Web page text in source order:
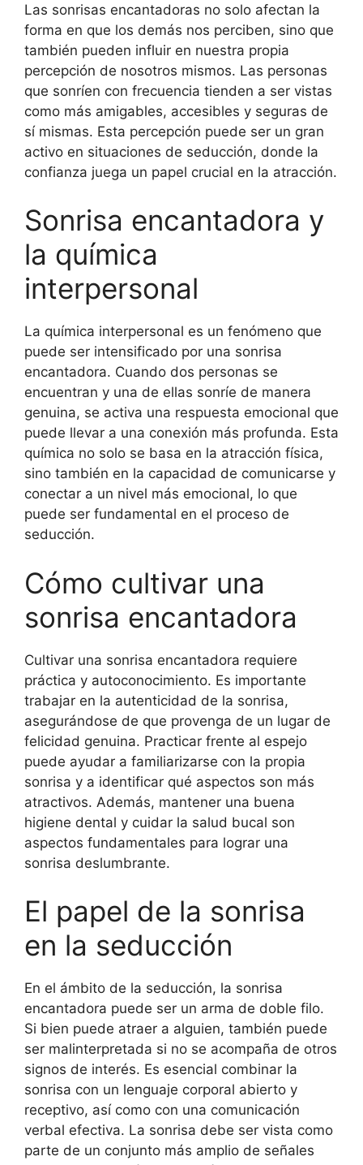
Las sonrisas encantadoras no solo afectan la
forma en que los demás nos perciben, sino que
también pueden influir en nuestra propia
percepción de nosotros mismos. Las personas
que sonríen con frecuencia tienden a ser vistas
como más amigables, accesibles y seguras de
sí mismas. Esta percepción puede ser un gran
activo en situaciones de seducción, donde la
confianza juega un papel crucial en la atracción.
Sonrisa encantadora y
la química
interpersonal
La química interpersonal es un fenómeno que
puede ser intensificado por una sonrisa
encantadora. Cuando dos personas se
encuentran y una de ellas sonríe de manera
genuina, se activa una respuesta emocional que
puede llevar a una conexión más profunda. Esta
química no solo se basa en la atracción física,
sino también en la capacidad de comunicarse y
conectar a un nivel más emocional, lo que
puede ser fundamental en el proceso de
seducción.
Cómo cultivar una
sonrisa encantadora
Cultivar una sonrisa encantadora requiere
práctica y autoconocimiento. Es importante
trabajar en la autenticidad de la sonrisa,
asegurándose de que provenga de un lugar de
felicidad genuina. Practicar frente al espejo
puede ayudar a familiarizarse con la propia
sonrisa y a identificar qué aspectos son más
atractivos. Además, mantener una buena
higiene dental y cuidar la salud bucal son
aspectos fundamentales para lograr una
sonrisa deslumbrante.
El papel de la sonrisa
en la seducción
En el ámbito de la seducción, la sonrisa
encantadora puede ser un arma de doble filo.
Si bien puede atraer a alguien, también puede
ser malinterpretada si no se acompaña de otros
signos de interés. Es esencial combinar la
sonrisa con un lenguaje corporal abierto y
receptivo, así como con una comunicación
verbal efectiva. La sonrisa debe ser vista como
parte de un conjunto más amplio de señales